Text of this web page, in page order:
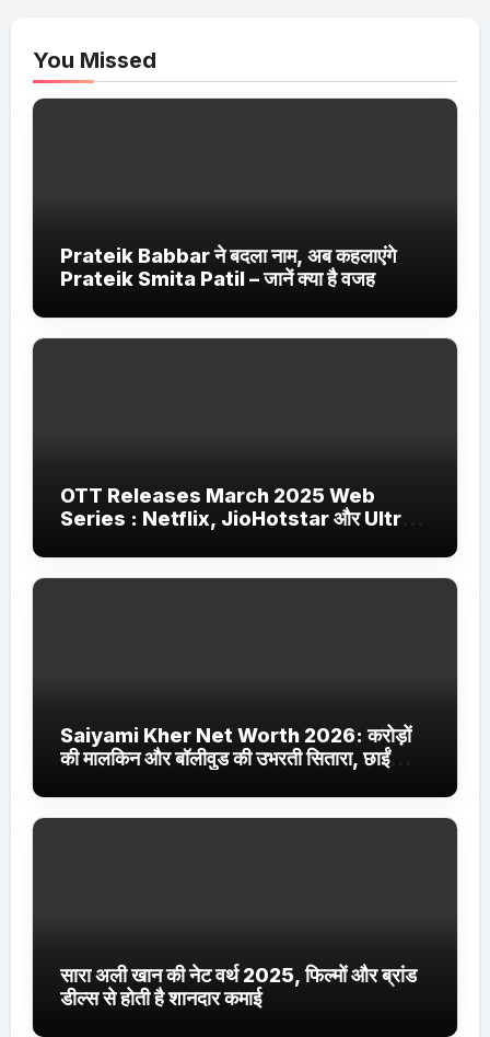
You Missed
Prateik Babbar ने बदला नाम, अब कहलाएंगे
Prateik Smita Patil – जानें क्या है वजह
OTT Releases March 2025 Web
Series : Netflix, JioHotstar और Ultra
Saiyami Kher Net Worth 2026: करोड़ों
की मालकिन और बॉलीवुड की उभरती सितारा, छाईं
सारा अली खान की नेट वर्थ 2025, फिल्मों और ब्रांड
डील्स से होती है शानदार कमाई